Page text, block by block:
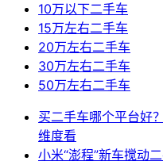
10万以下二手车
15万左右二手车
20万左右二手车
30万左右二手车
50万左右二手车
买二手车哪个平台好
维度看
小米“澎程”新车搅动